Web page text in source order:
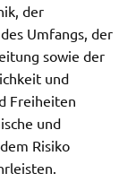
der
Umfangs, der
sowie der
und
Freiheiten
und
Risiko